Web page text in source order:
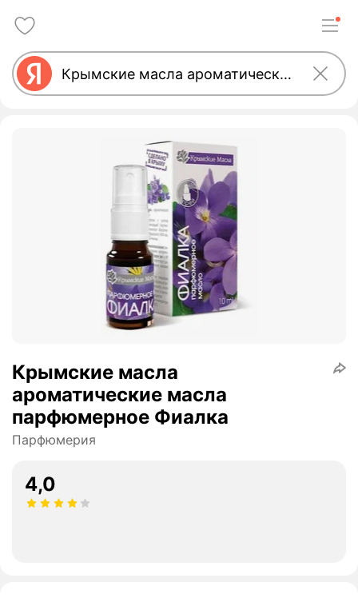
Крымские масла
ароматические масла
парфюмерное Фиалка
Парфюмерия
4,0